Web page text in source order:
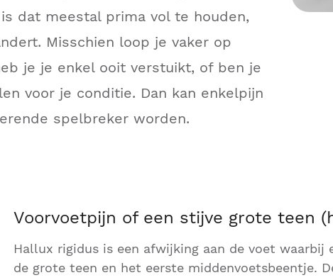
dat meestal prima vol te houden,
Misschien loop je vaker op
je je enkel ooit verstuikt, of ben je
voor je conditie. Dan kan enkelpijn
spelbreker worden.
Voorvoetpijn of een stijve grote teen
Hallux rigidus is een afwijking aan de voet
de grote teen en het eerste middenvoetsbeentje.